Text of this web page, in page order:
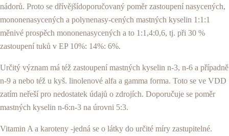
nádorů. Proto se dřívějšídoporučovaný poměr zastou­pení nasycených,
mononenasycených a polynenasy-cených mastných kyselin 1:1:1
měnivé prospěch mo­nonenasycených a to 1:1,4:0,6, tj. při 30 %
zastoupení tuků v EP 10%: 14%: 6%.
Určitý význam má též zastoupení mastných kyselin n-3, n-6 a případně
n-9 a nebo též u kyš. linolenové alfa a gamma forma. Toto se ve VDD
zatím neřeší pro nedostatek údajů o zdrojích. Doporučuje se poměr
mastných kyselin n-6:n-3 na úrovni 5:3.
Vitamin A a karoteny -jedná se o látky do určité míry zastupitelné.